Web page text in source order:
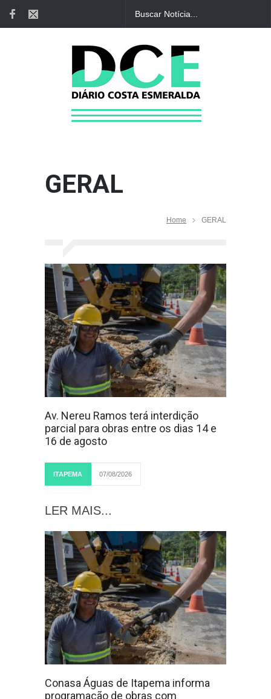
GERAL
Home GERAL
Av. Nereu Ramos terá interdição
parcial para obras entre os dias 14 e
16 de agosto
ITAPEMA 07/08/2026
LER MAIS...
Conasa Águas de Itapema informa
programação de obras com